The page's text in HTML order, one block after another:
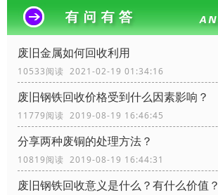
废旧金属如何回收利用
10533阅读 2021-02-19 01:34:16
废旧钢铁回收价格受到什么因素影响？
11779阅读 2019-08-19 16:46:45
分享两种废铜的处理方法？
10819阅读 2019-08-19 16:44:31
废旧钢铁回收​意义是什么？有什么价值？